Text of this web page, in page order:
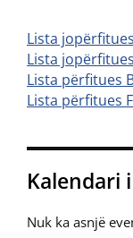
Lista
Lista
Lista përfitues
Lista përfitues
Kalendari
Nuk ka asnjë